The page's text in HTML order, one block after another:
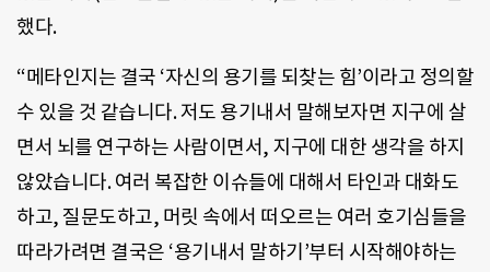
했다.
“메타인지는 결국 ‘자신의 용기를 되찾는 힘’이라고 정의할
수 있을 것 같습니다. 저도 용기내서 말해보자면 지구에 살
면서 뇌를 연구하는 사람이면서, 지구에 대한 생각을 하지
않았습니다. 여러 복잡한 이슈들에 대해서 타인과 대화도
하고, 질문도하고, 머릿 속에서 떠오르는 여러 호기심들을
따라가려면 결국은 ‘용기내서 말하기’부터 시작해야하는